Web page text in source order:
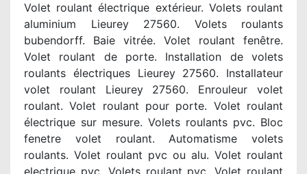
Volet roulant électrique extérieur. Volets roulant
aluminium Lieurey 27560. Volets roulants
bubendorff. Baie vitrée. Volet roulant fenêtre.
Volet roulant de porte. Installation de volets
roulants électriques Lieurey 27560. Installateur
volet roulant Lieurey 27560. Enrouleur volet
roulant. Volet roulant pour porte. Volet roulant
électrique sur mesure. Volets roulants pvc. Bloc
fenetre volet roulant. Automatisme volets
roulants. Volet roulant pvc ou alu. Volet roulant
electrique pvc. Volets roulant pvc. Volet roulant